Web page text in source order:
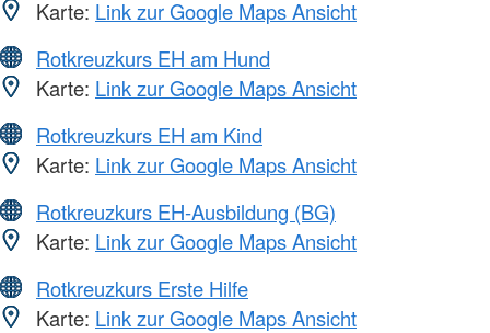
Karte: Link zur Google Maps Ansicht
Rotkreuzkurs EH am Hund
Karte: Link zur Google Maps Ansicht
Rotkreuzkurs EH am Kind
Karte: Link zur Google Maps Ansicht
Rotkreuzkurs EH-Ausbildung (BG)
Karte: Link zur Google Maps Ansicht
Rotkreuzkurs Erste Hilfe
Karte: Link zur Google Maps Ansicht